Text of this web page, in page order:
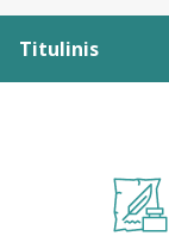
Titulinis